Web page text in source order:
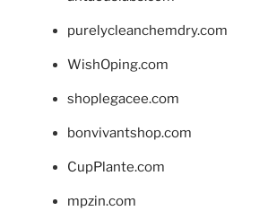
purelycleanchemdry.com
WishOping.com
shoplegacee.com
bonvivantshop.com
CupPlante.com
mpzin.com